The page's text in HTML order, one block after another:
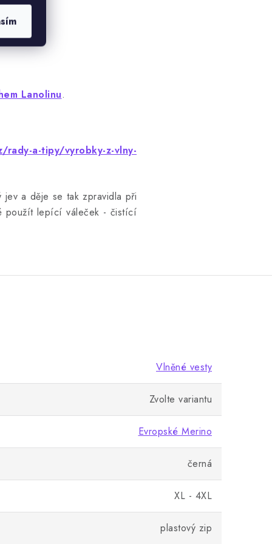
Lanolinu.
rady-a-tipy/vyrobky-z-vlny-
jev a děje se tak zpravidla při
použít lepící váleček - čistící
Vlněné vesty
Zvolte variantu
Evropské Merino
černá
XL - 4XL
plastový zip